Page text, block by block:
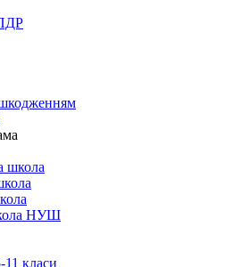
школа
НУШ
11 класи